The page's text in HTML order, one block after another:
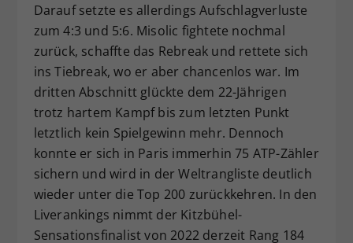
Darauf setzte es allerdings Aufschlagverluste
zum 4:3 und 5:6. Misolic fightete nochmal
zurück, schaffte das Rebreak und rettete sich
ins Tiebreak, wo er aber chancenlos war. Im
dritten Abschnitt glückte dem 22-Jährigen
trotz hartem Kampf bis zum letzten Punkt
letztlich kein Spielgewinn mehr. Dennoch
konnte er sich in Paris immerhin 75 ATP-Zähler
sichern und wird in der Weltrangliste deutlich
wieder unter die Top 200 zurückkehren. In den
Liverankings nimmt der Kitzbühel-
Sensationsfinalist von 2022 derzeit Rang 184